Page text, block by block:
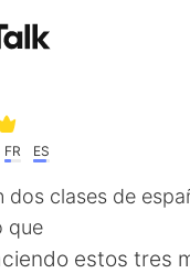
Checker
FR ES
dos clases de
que
estos tres